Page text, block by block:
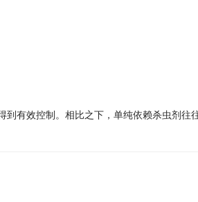
到有效控制。相比之下，单纯依赖杀虫剂往